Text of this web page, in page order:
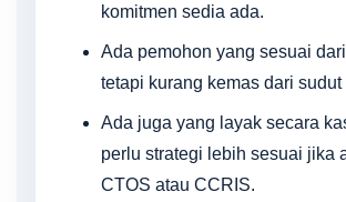
komitmen sedia ada.
Ada pemohon yang sesuai
tetapi kurang kemas dari sudut
Ada juga yang layak secara
perlu strategi lebih sesuai jika
CTOS atau CCRIS.